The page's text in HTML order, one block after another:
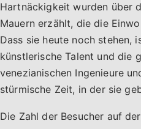
Hartnäckigkeit wurden über
Mauern erzählt, die die
Dass sie heute noch stehen,
künstlerische Talent und die
venezianischen Ingenieure
stürmische Zeit, in der sie
Die Zahl der Besucher auf